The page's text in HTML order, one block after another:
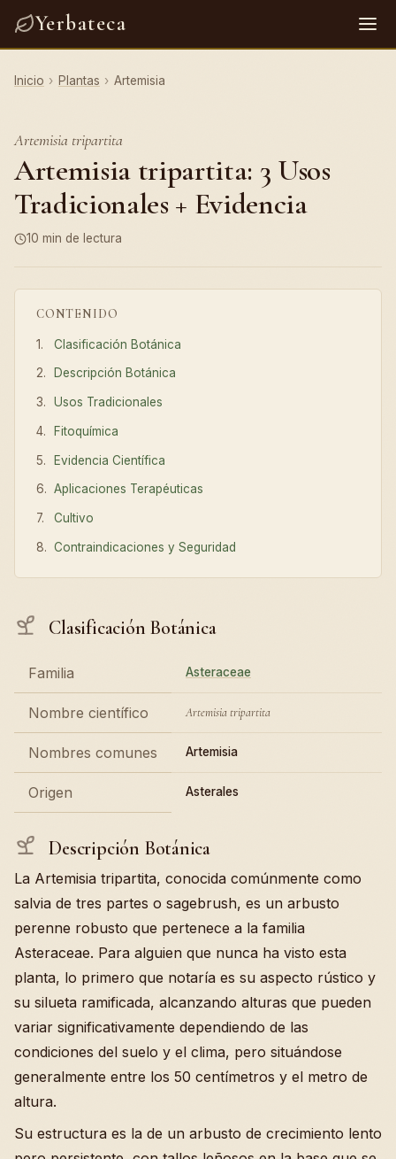
Yerbateca
Inicio › Plantas › Artemisia
Artemisia tripartita
Artemisia tripartita: 3 Usos
Tradicionales + Evidencia
10 min de lectura
CONTENIDO
Clasificación Botánica
Descripción Botánica
Usos Tradicionales
Fitoquímica
Evidencia Científica
Aplicaciones Terapéuticas
Cultivo
Contraindicaciones y Seguridad
Clasificación Botánica
Familia Asteraceae
Nombre científico Artemisia tripartita
Nombres comunes Artemisia
Origen Asterales
Descripción Botánica
La Artemisia tripartita, conocida comúnmente como
salvia de tres partes o sagebrush, es un arbusto
perenne robusto que pertenece a la familia
Asteraceae. Para alguien que nunca ha visto esta
planta, lo primero que notaría es su aspecto rústico y
su silueta ramificada, alcanzando alturas que pueden
variar significativamente dependiendo de las
condiciones del suelo y el clima, pero situándose
generalmente entre los 50 centímetros y el metro de
altura.
Su estructura es la de un arbusto de crecimiento lento